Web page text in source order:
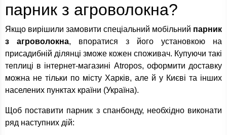
парник з агроволокна?
Якщо вирішили замовити спеціальний мобільний парник
з агроволокна, впоратися з його установкою на
присадибній ділянці зможе кожен споживач. Купуючи такі
теплиці в інтернет-магазині Atropos, оформити доставку
можна не тільки по місту Харків, але й у Києві та інших
населених пунктах країни (Україна).
Щоб поставити парник з спанбонду, необхідно виконати
ряд наступних дій: